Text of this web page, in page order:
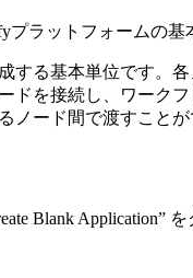
ラットフォームの基
する基本単位です。
ドを接続し、ワークフ
ノード間で渡すことが
Blank Application”